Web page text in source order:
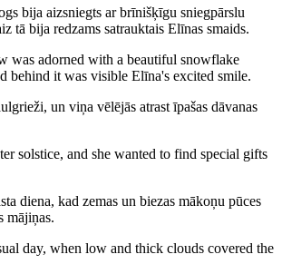
bija aizsniegts ar brīnišķīgu sniegpārslu
tā bija redzams satrauktais Elīnas smaids.
was adorned with a beautiful snowflake
behind it was visible Elīna's excited smile.
un viņa vēlējās atrast īpašas dāvanas
solstice, and she wanted to find special gifts
diena, kad zemas un biezas mākoņu pūces
mājiņas.
day, when low and thick clouds covered the